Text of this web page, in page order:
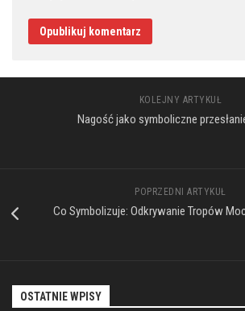
KOLEJNY ARTYKUŁ
Nagość jako symboliczne
POPRZEDNI ARTYKUŁ
Co Symbolizuje: Odkrywanie Tropów
OSTATNIE WPISY